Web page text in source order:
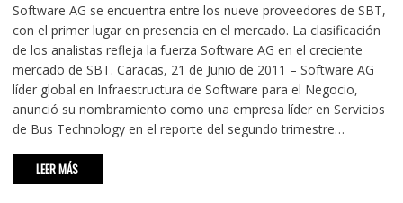
Software AG se encuentra entre los nueve proveedores de SBT,
con el primer lugar en presencia en el mercado. La clasificación
de los analistas refleja la fuerza Software AG en el creciente
mercado de SBT. Caracas, 21 de Junio de 2011 – Software AG
líder global en Infraestructura de Software para el Negocio,
anunció su nombramiento como una empresa líder en Servicios
de Bus Technology en el reporte del segundo trimestre…
LEER MÁS